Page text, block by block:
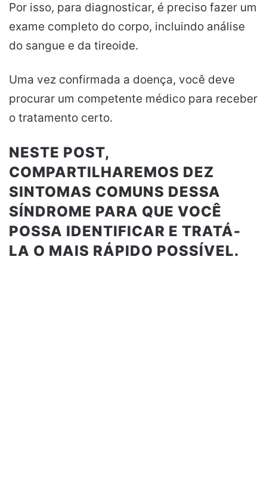
Por isso, para diagnosticar, é preciso fazer um
exame completo do corpo, incluindo análise
do sangue e da tireoide.
Uma vez confirmada a doença, você deve
procurar um competente médico para receber
o tratamento certo.
NESTE POST,
COMPARTILHAREMOS DEZ
SINTOMAS COMUNS DESSA
SÍNDROME PARA QUE VOCÊ
POSSA IDENTIFICAR E TRATÁ-
LA O MAIS RÁPIDO POSSÍVEL.